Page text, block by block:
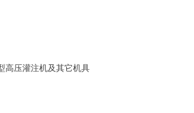
高压灌注机及其它机具